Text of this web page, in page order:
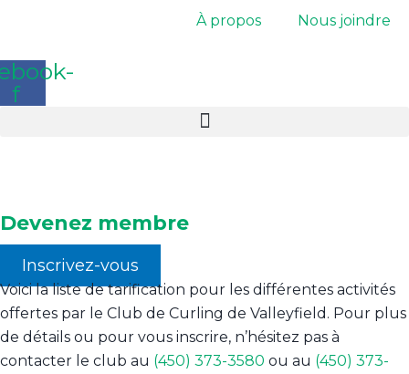
contenu
À propos Nous joindre
f
Devenez membre
Inscrivez-vous
Voici la liste de tarification pour les différentes activités
offertes par le Club de Curling de Valleyfield. Pour plus
de détails ou pour vous inscrire, n’hésitez pas à
contacter le club au (450) 373-3580 ou au (450) 373-